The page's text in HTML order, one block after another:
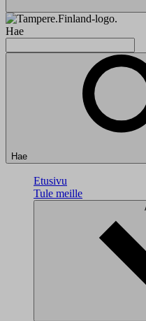
Hae
Hae
Etusivu
Tule meille